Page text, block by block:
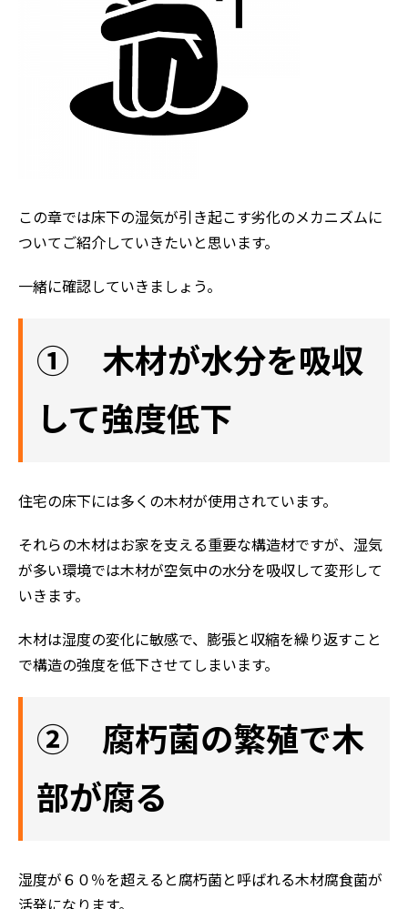
この章では床下の湿気が引き起こす劣化のメカニズムに
ついてご紹介していきたいと思います。
一緒に確認していきましょう。
① 木材が水分を吸収
して強度低下
住宅の床下には多くの木材が使用されています。
それらの木材はお家を支える重要な構造材ですが、湿気
が多い環境では木材が空気中の水分を吸収して変形して
いきます。
木材は湿度の変化に敏感で、膨張と収縮を繰り返すこと
で構造の強度を低下させてしまいます。
② 腐朽菌の繁殖で木
部が腐る
湿度が６０％を超えると腐朽菌と呼ばれる木材腐食菌が
活発になります。